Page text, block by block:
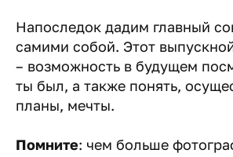
Напоследок дадим главный
самими собой. Этот
– возможность в будущем
ты был, а также понять,
планы, мечты.
Помните: чем больше